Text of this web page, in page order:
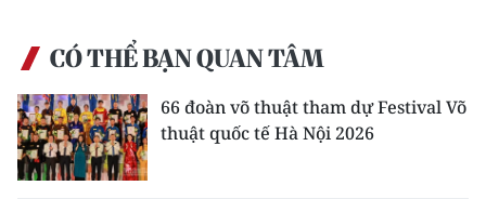
CÓ THỂ BẠN QUAN TÂM
66 đoàn võ thuật tham dự Festival Võ
thuật quốc tế Hà Nội 2026